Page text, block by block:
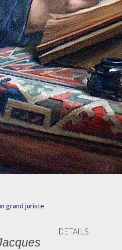
grand juriste
DETAILS